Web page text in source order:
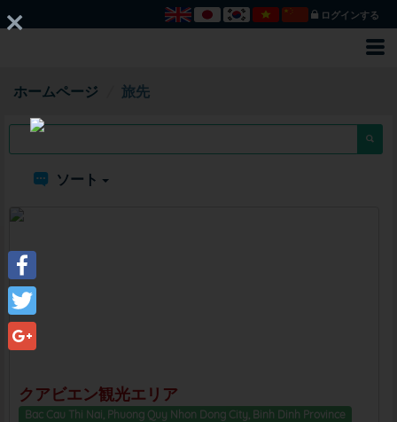
ログインする
Facebook
Twitter
ホームページ 旅先
ソート
クアビエン観光エリア
Bac Cau Thi Nai, Phuong Quy Nhon Dong City, Binh Dinh Province